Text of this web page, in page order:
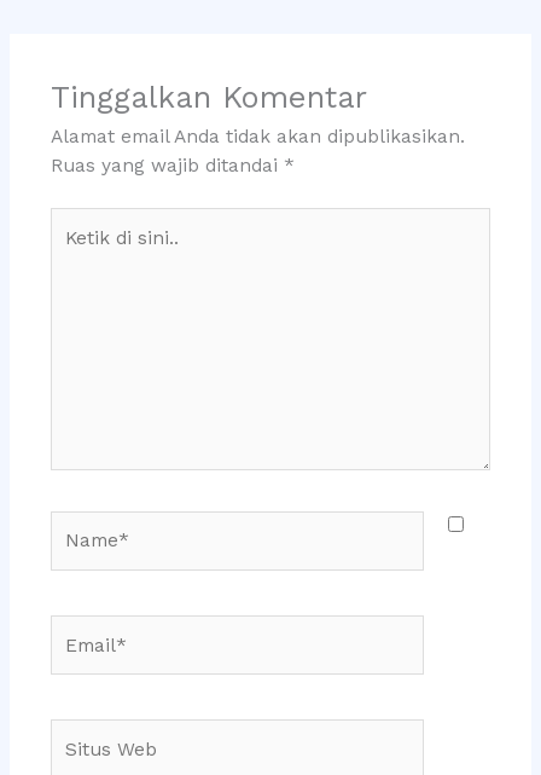
Tinggalkan Komentar
Alamat email Anda tidak akan dipublikasikan.
Ruas yang wajib ditandai *
Web